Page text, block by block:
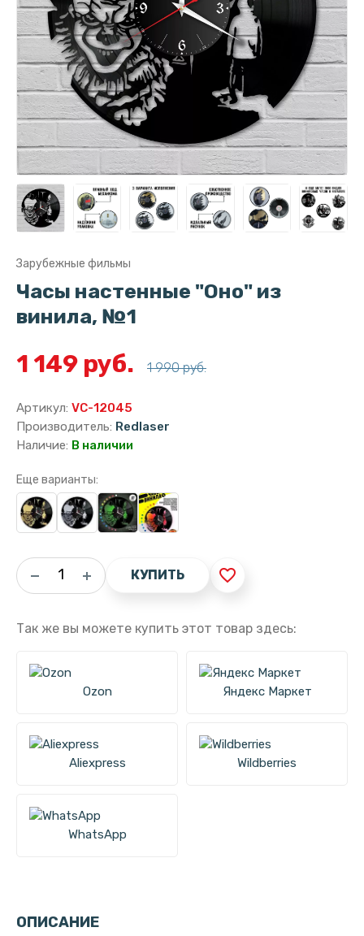
Зарубежные фильмы
Часы настенные "Оно" из
винила, №1
1 149 руб. 1 990 руб.
Артикул: VC-12045
Производитель: Redlaser
Наличие: В наличии
Еще варианты:
КУПИТЬ favorite_border
Так же вы можете купить этот товар здесь:
Ozon Яндекс Маркет
Aliexpress Wildberries
WhatsApp
ОПИСАНИЕ